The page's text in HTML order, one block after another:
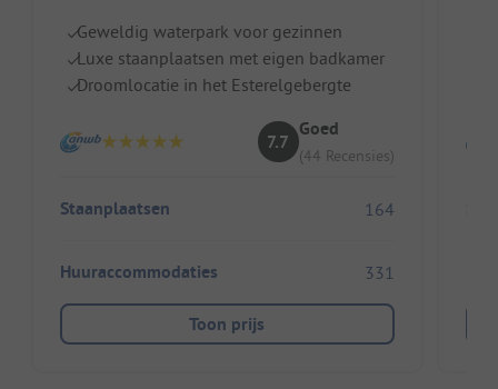
Geweldig waterpark voor gezinnen
Luxe staanplaatsen met eigen badkamer
Droomlocatie in het Esterelgebergte
7.7
Goed
(44 Recensies)
Staanplaatsen 164
Huuraccommodaties 331
Toon prijs